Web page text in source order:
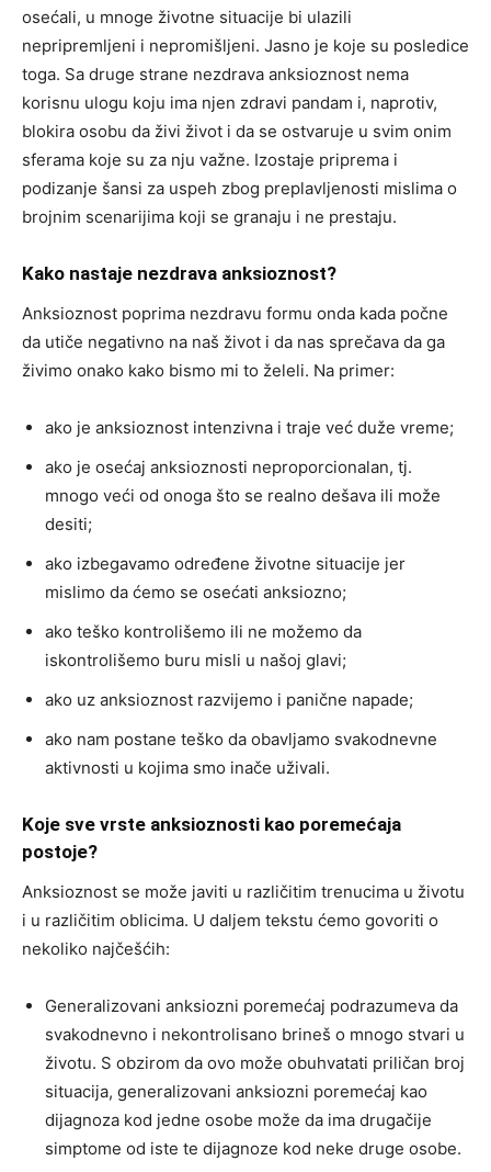
osećali, u mnoge životne situacije bi ulazili
nepripremljeni i nepromišljeni. Jasno je koje su posledice
toga. Sa druge strane nezdrava anksioznost nema
korisnu ulogu koju ima njen zdravi pandam i, naprotiv,
blokira osobu da živi život i da se ostvaruje u svim onim
sferama koje su za nju važne. Izostaje priprema i
podizanje šansi za uspeh zbog preplavljenosti mislima o
brojnim scenarijima koji se granaju i ne prestaju.
Kako nastaje nezdrava anksioznost?
Anksioznost poprima nezdravu formu onda kada počne
da utiče negativno na naš život i da nas sprečava da ga
živimo onako kako bismo mi to želeli. Na primer:
ako je anksioznost intenzivna i traje već duže vreme;
ako je osećaj anksioznosti neproporcionalan, tj.
mnogo veći od onoga što se realno dešava ili može
desiti;
ako izbegavamo određene životne situacije jer
mislimo da ćemo se osećati anksiozno;
ako teško kontrolišemo ili ne možemo da
iskontrolišemo buru misli u našoj glavi;
ako uz anksioznost razvijemo i panične napade;
ako nam postane teško da obavljamo svakodnevne
aktivnosti u kojima smo inače uživali.
Koje sve vrste anksioznosti kao poremećaja
postoje?
Anksioznost se može javiti u različitim trenucima u životu
i u različitim oblicima. U daljem tekstu ćemo govoriti o
nekoliko najčešćih:
Generalizovani anksiozni poremećaj podrazumeva da
svakodnevno i nekontrolisano brineš o mnogo stvari u
životu. S obzirom da ovo može obuhvatati priličan broj
situacija, generalizovani anksiozni poremećaj kao
dijagnoza kod jedne osobe može da ima drugačije
simptome od iste te dijagnoze kod neke druge osobe.